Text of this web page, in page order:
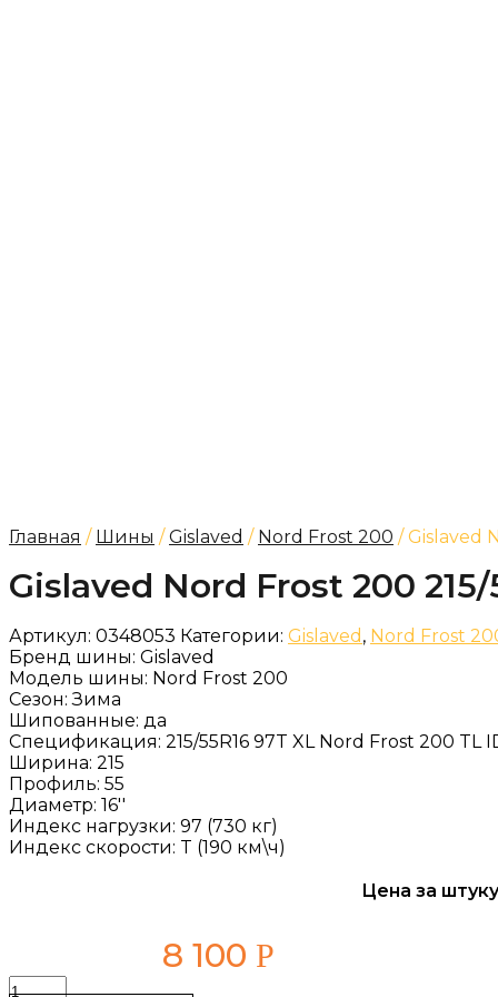
Главная / Шины /Gislaved / Nord Frost 200 / Gislaved
Gislaved Nord Frost 200 215/
Артикул: 0348053 Категории: Gislaved , Nord Frost
Бренд шины: Gislaved
Модель шины: Nord Frost 200
Сезон:Зима
Шипованные: да
Спецификация: 215/55R16 97T XL Nord Frost 200 TL
Ширина: 215
Профиль: 55
Диаметр: 16''
Индекс нагрузки: 97 (730 кг)
Индекс скорости: T (190 км\ч)
Цена за
8 100 Р
Количество